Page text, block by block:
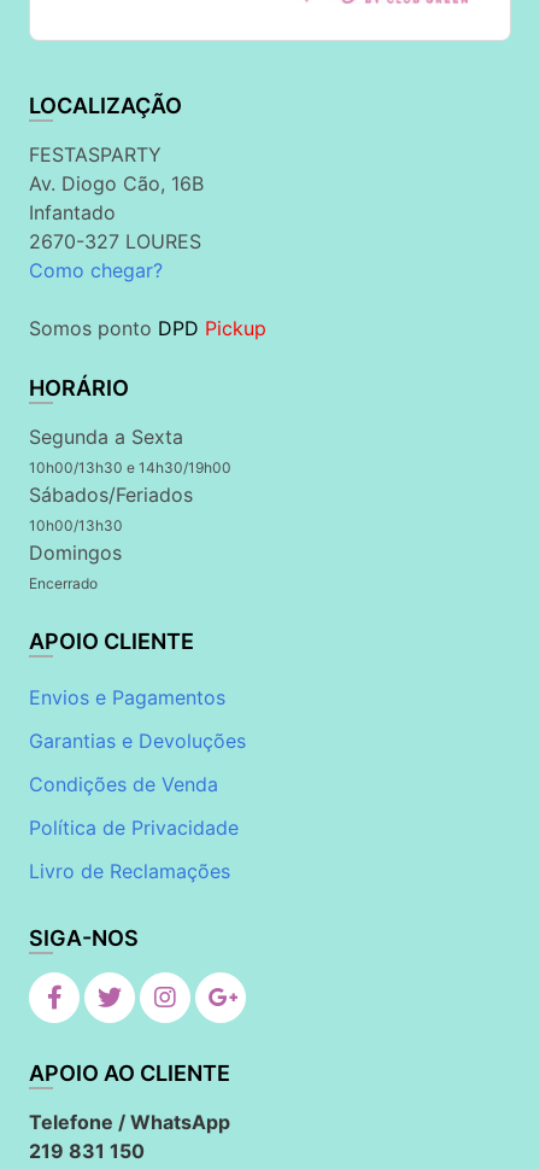
LOCALIZAÇÃO
FESTASPARTY
Av. Diogo Cão, 16B
Infantado
2670-327 LOURES
Como chegar?
Somos ponto DPD Pickup
HORÁRIO
Segunda a Sexta
10h00/13h30 e 14h30/19h00
Sábados/Feriados
10h00/13h30
Domingos
Encerrado
APOIO CLIENTE
Envios e Pagamentos
Garantias e Devoluções
Condições de Venda
Política de Privacidade
Livro de Reclamações
SIGA-NOS
APOIO AO CLIENTE
Telefone / WhatsApp
219 831 150